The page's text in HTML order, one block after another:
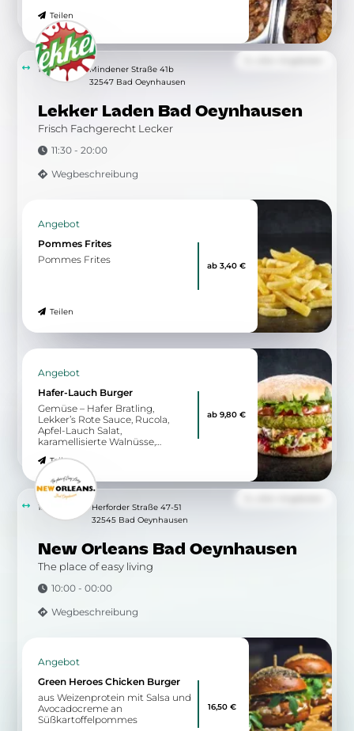
Teilen
Lekker Laden Bad Oeynhausen
Frisch Fachgerecht Lecker
11:30 - 20:00
Wegbeschreibung
11.38 km
Mindener Straße 41b
32547 Bad Oeynhausen
Angebot
Pommes Frites
Pommes Frites
Teilen
ab 3,40 €
Angebot
Hafer-Lauch Burger
Gemüse – Hafer Bratling,
Lekker’s Rote Sauce, Rucola,
Apfel-Lauch Salat,
karamellisierte Walnüsse,
Teilen
ab 9,80 €
New Orleans Bad Oeynhausen
The place of easy living
10:00 - 00:00
Wegbeschreibung
12.47 km
Herforder Straße 47-51
32545 Bad Oeynhausen
Angebot
Green Heroes Chicken Burger
aus Weizenprotein mit Salsa und
Avocadocreme an
Süßkartoffelpommes
16,50 €